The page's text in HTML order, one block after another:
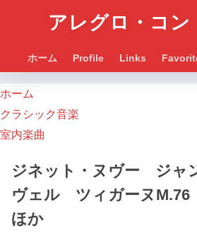
アレグロ・コン
ホーム Profile Links
ホーム
クラシック音楽
室内楽曲
ジネット・ヌヴー ジャ
ヴェル ツィガーヌM.76
ほか